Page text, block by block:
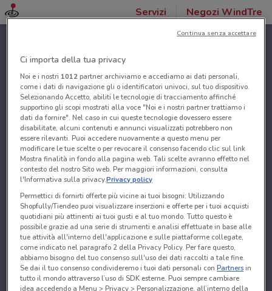
Servizi Negozi WindTre
Ci importa della tua privacy
Noi e i nostri 1012partner archiviamo e accediamo ai dati personali,
come i dati di navigazione gli o identificatori univoci, sul tuo dispositivo.
Selezionando Accetto, abiliti le tecnologie di tracciamento affinché
supportino gli scopi mostrati alla voce "Noi e i nostri partner trattiamo i
dati da fornire". Nel caso in cui queste tecnologie dovessero essere
disabilitate, alcuni contenuti e annunci visualizzati potrebbero non
essere rilevanti. Puoi accedere nuovamente a questo menu per
modificare le tue scelte o per revocare il consenso facendo clic sul link
Mostra finalità in fondo alla pagina web. Tali scelte avranno effetto nel
contesto del nostro Sito web. Per maggiori informazioni, consulta
l'Informativa sulla privacy.Privacy policy
Permettici di fornirti offerte più vicine ai tuoi bisogni: Utilizzando
Shopfully/Tiendeo puoi visualizzare inserzioni e offerte per i tuoi acquisti
quotidiani più attinenti ai tuoi gusti e al tuo mondo. Tutto questo è
possibile grazie ad una serie di strumenti e analisi effettuate in base alle
tue attività all'interno dell'applicazione e sulle piattaforme collegate,
come indicato nel paragrafo 2 della Privacy Policy. Per fare questo,
abbiamo bisogno del tuo consenso sull'uso dei dati raccolti a tale fine.
Se dai il tuo consenso condivideremo i tuoi dati personali conPartnersin
tutto il mondo attraverso l’uso di SDK esterne. Puoi sempre cambiare
idea accedendo a Menu > Privacy > Personalizzazione, all’interno della
Continua senza accettare